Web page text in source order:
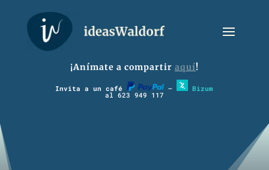
¡Anímate a compartir aquí!
Invita a un café – Bizum
al 623 949 117